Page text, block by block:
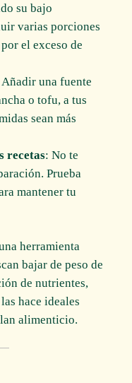
su bajo
varias porciones
el exceso de
Añadir una fuente
o tofu, a tus
sean más
recetas: No te
Prueba
mantener tu
herramienta
bajar de peso de
de nutrientes,
hace ideales
alimenticio.